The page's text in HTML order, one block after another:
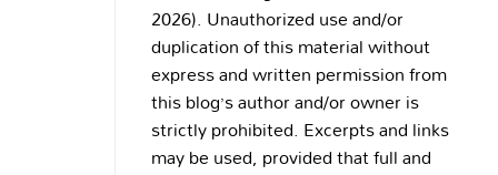
2026). Unauthorized use and/or
duplication of this material without
express and written permission from
this blog’s author and/or owner is
strictly prohibited. Excerpts and links
may be used, provided that full and